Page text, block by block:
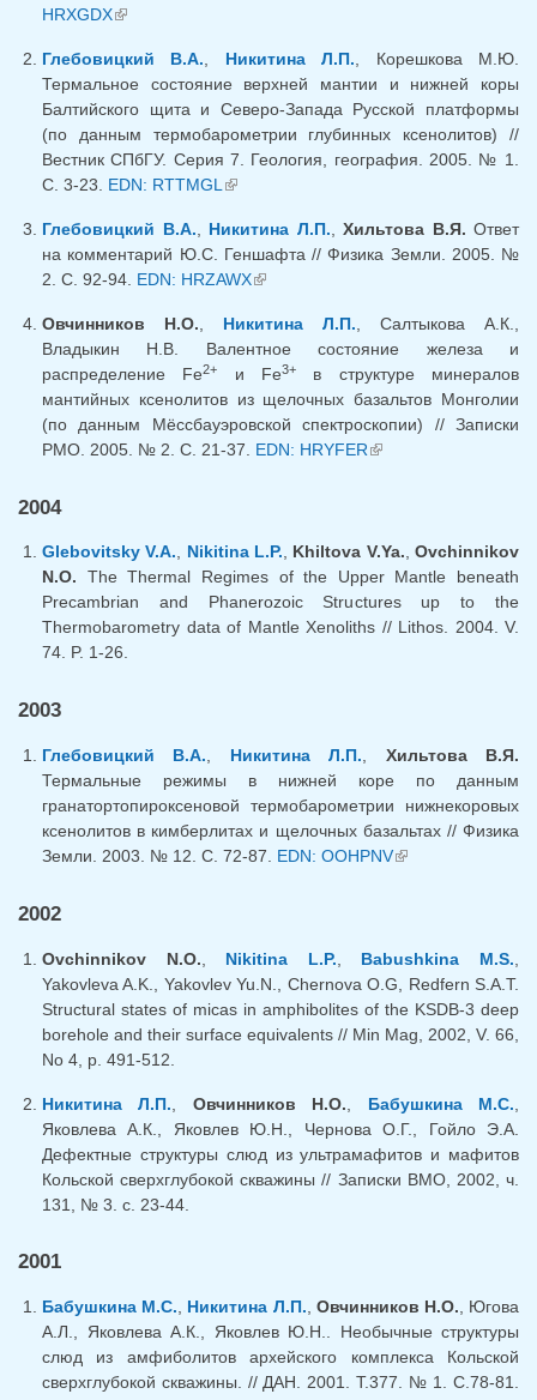
HRXGDX(внешняя ссылка)
Глебовицкий В.А. Никитина Л.П. , Корешкова М.Ю.
Термальное состояние верхней мантии и нижней коры
Балтийского щита и Северо-Запада Русской платформы
(по данным термобарометрии глубинных ксенолитов) //
Вестник СПбГУ. Серия 7. Геология, география. 2005. № 1.
С. 3-23. EDN: RTTMGL (внешняя ссылка)
Глебовицкий В.А. Никитина Л.П. Хильтова В.Я. Ответ
на комментарий Ю.С. Геншафта // Физика Земли. 2005. №
2. С. 92-94. EDN: HRZAWX(внешняя ссылка)
Овчинников Н.О. Никитина Л.П. , Салтыкова А.К.,
Владыкин Н.В. Валентное состояние железа и
распределение Fe2+ и Fe3+
в структуре минералов
мантийных ксенолитов из щелочных базальтов Монголии
(по данным Мёссбауэровской спектроскопии) // Записки
РМО. 2005. № 2. С. 21-37. EDN: HRYFER(внешняя ссылка)
2004
Glebovitsky V.A., Nikitina L.P., Khiltova V.Ya.,Ovchinnikov
N.O. The Thermal Regimes of the Upper Mantle beneath
Precambrian and Phanerozoic Structures up to the
Thermobarometry data of Mantle Xenoliths // Lithos. 2004. V.
74. P. 1-26.
2003
Глебовицкий В.А. Никитина Л.П.
Хильтова В.Я.
Термальные режимы в нижней коре по данным
гранатортопироксеновой термобарометрии нижнекоровых
ксенолитов в кимберлитах и щелочных базальтах // Физика
Земли. 2003. № 12. С. 72-87. EDN: OOHPNV(внешняя
2002
Ovchinnikov N.O. Nikitina L.P. Babushkina M.S.
Yakovleva A.K., Yakovlev Yu.N., Chernova O.G, Redfern S.A.T.
Structural states of micas in amphibolites of the KSDB-3 deep
borehole and their surface equivalents // Min Mag, 2002, V. 66,
No 4, p. 491-512.
Никитина Л.П. Овчинников Н.О. Бабушкина М.С.
Яковлева А.К., Яковлев Ю.Н., Чернова О.Г., Гойло Э.А.
Дефектные структуры слюд из ультрамафитов и мафитов
Кольской сверхглубокой скважины // Записки ВМО, 2002, ч.
131, № 3. с. 23-44.
2001
Бабушкина М.С., Никитина Л.П., Овчинников Н.О., Югова
А.Л., Яковлева А.К., Яковлев Ю.Н.. Необычные структуры
слюд из амфиболитов архейского комплекса Кольской
сверхглубокой скважины. // ДАН. 2001. Т.377. № 1. С.78-81.